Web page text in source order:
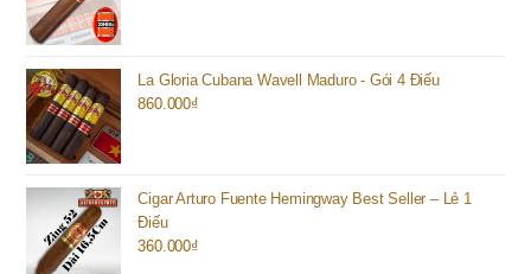
La Gloria Cubana Wavell Maduro - Gói 4 Điếu
860.000₫
Cigar Arturo Fuente Hemingway Best Seller – Lẻ 1
Điếu
360.000₫